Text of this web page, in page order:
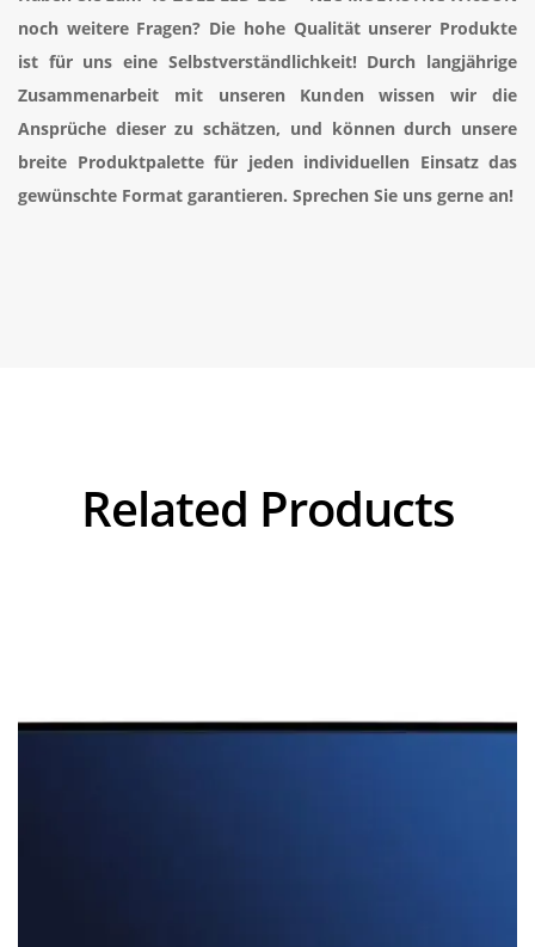
noch weitere Fragen? Die hohe Qualität unserer Produkte
ist für uns eine Selbstverständlichkeit! Durch langjährige
Zusammenarbeit mit unseren Kunden wissen wir die
Ansprüche dieser zu schätzen, und können durch unsere
breite Produktpalette für jeden individuellen Einsatz das
gewünschte Format garantieren. Sprechen Sie uns gerne an!
Related Products